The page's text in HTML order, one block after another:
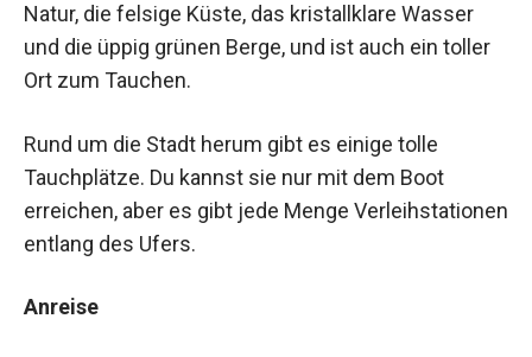
Natur, die felsige Küste, das kristallklare Wasser
und die üppig grünen Berge, und ist auch ein toller
Ort zum Tauchen.
Rund um die Stadt herum gibt es einige tolle
Tauchplätze. Du kannst sie nur mit dem Boot
erreichen, aber es gibt jede Menge Verleihstationen
entlang des Ufers.
Anreise